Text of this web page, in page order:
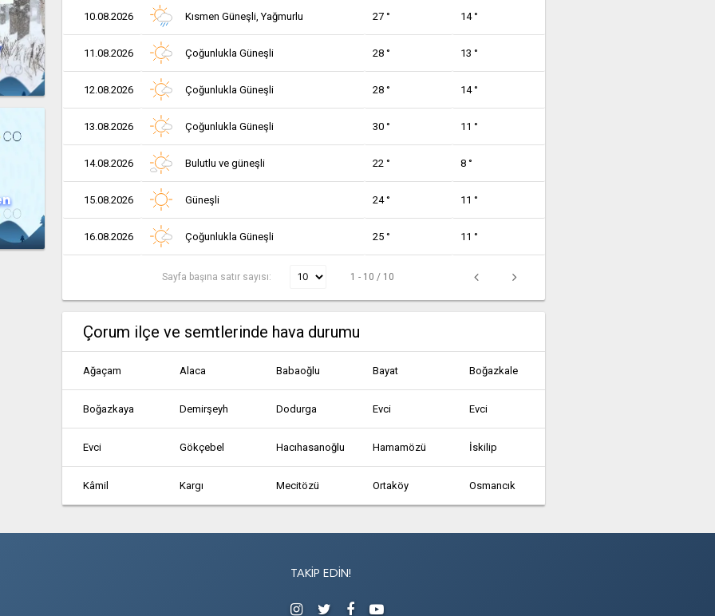
10.08.2026 Kısmen Güneşli, Yağmurlu 27 ° 14 °
11.08.2026 Çoğunlukla Güneşli 28 ° 13 °
12.08.2026 Çoğunlukla Güneşli 28 ° 14 °
13.08.2026 Çoğunlukla Güneşli 30 ° 11 °
14.08.2026 Bulutlu ve güneşli 22 ° 8 °
15.08.2026 Güneşli 24 ° 11 °
16.08.2026 Çoğunlukla Güneşli 25 ° 11 °
Sayfa başına satır sayısı: 1 - 10 / 10
Çorum ilçe ve semtlerinde hava durumu
Ağaçam Alaca Babaoğlu Bayat Boğazkale
Boğazkaya Demirşeyh Dodurga Evci Evci
Evci Gökçebel Hacıhasanoğlu Hamamözü İskilip
Kâmil Kargı Mecitözü Ortaköy Osmancık
Akcali
TAKIP EDIN!